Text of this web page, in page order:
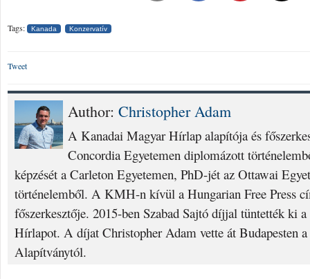
Tags: Kanada Konzervatív
Tweet
Author: Christopher Adam
A Kanadai Magyar Hírlap alapítója és
Concordia Egyetemen diplomázott
képzését a Carleton Egyetemen, PhD-jét az Ottawai
történelemből. A KMH-n kívül a Hungarian Free Press
főszerkesztője. 2015-ben Szabad Sajtó díjjal tüntették ki
Hírlapot. A díjat Christopher Adam vette át Budapesten a
Alapítványtól.